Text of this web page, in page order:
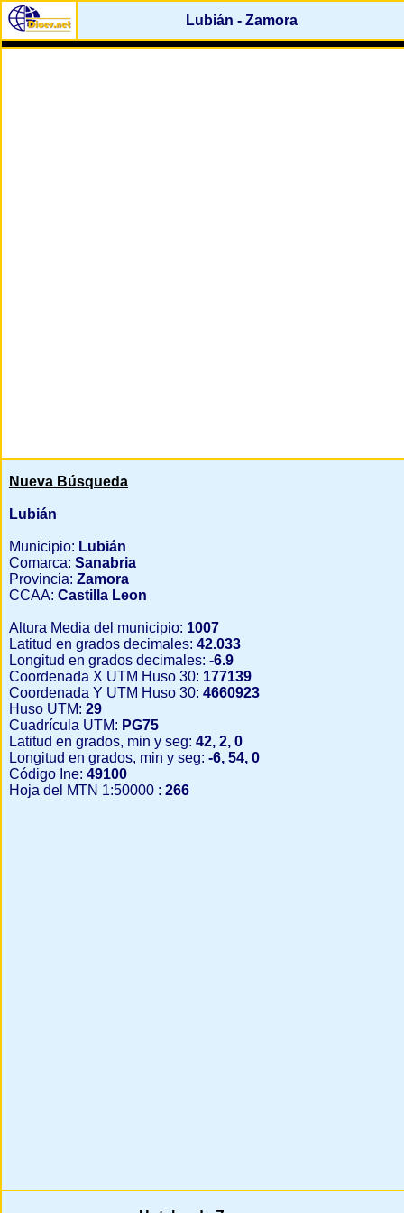
Lubián - Zamora
Nueva Búsqueda
Lubián
Municipio: Lubián
Comarca: Sanabria
Provincia: Zamora
CCAA: Castilla Leon
Altura Media del municipio: 1007
Latitud en grados decimales: 42.033
Longitud en grados decimales: -6.9
Coordenada X UTM Huso 30: 177139
Coordenada Y UTM Huso 30: 4660923
Huso UTM: 29
Cuadrícula UTM: PG75
Latitud en grados, min y seg: 42, 2, 0
Longitud en grados, min y seg: -6, 54, 0
Código Ine: 49100
Hoja del MTN 1:50000 : 266